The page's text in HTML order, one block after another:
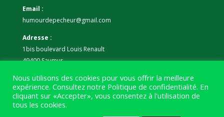
Email :
humourdepecheur@gmail.com
Adresse :
1bis boulevard Louis Renault
49400 Saumur
Téléphone :
07 59 61 06 63
Nous utilisons des cookies pour vous offrir la meilleure
expérience. Consultez notre Politique de confidentialité. En
cliquant sur «Accepter», vous consentez à l'utilisation de
tous les cookies.